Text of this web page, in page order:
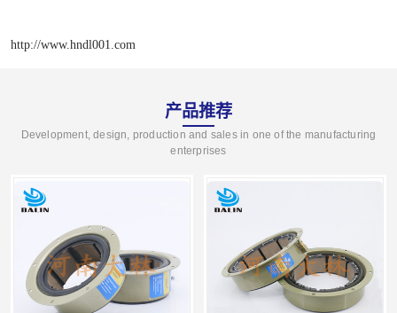
http://www.hndl001.com
产品推荐
Development, design, production and sales in one of the manufacturing
enterprises